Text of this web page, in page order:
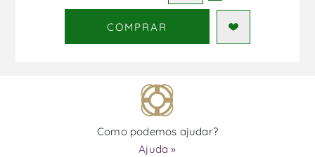
COMPRAR
Como podemos ajudar?
Ajuda »